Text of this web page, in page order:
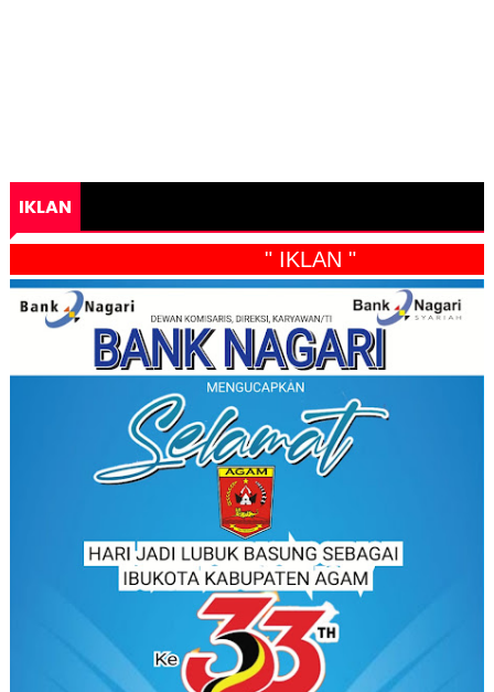
IKLAN
" IKLAN "